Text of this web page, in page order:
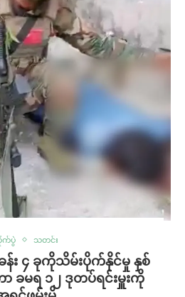
ပွဲ သတင်း
း ၄ ခုကိုသိမ်းပိုက်နိုင်မှု နှစ်
ခမရ ၁၂ ဒုတပ်ရင်းမှူးကို